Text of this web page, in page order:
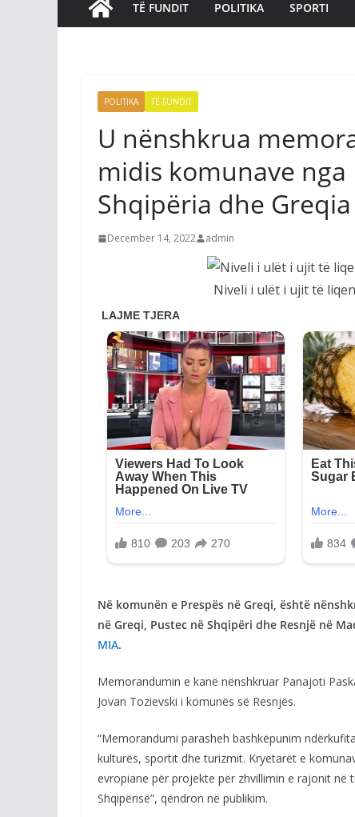
TË FUNDIT POLITIKA SPORTI
POLITIKA TË FUNDIT
U nënshkrua
midis komunave
Shqipëria dhe Greqia
December 14, 2022 admin
Niveli i ulët i ujit të
Në komunën e Prespës në Greqi, është
në Greqi, Pustec në Shqipëri dhe Resnjë në
MIA.
Memorandumin e kanë nënshkruar Panajoti
Jovan Tozievski i komunës së Resnjës.
“Memorandumi parasheh bashkëpunim
kulturës, sportit dhe turizmit. Kryetarët e
evropiane për projekte për zhvillimin e rajonit në
Shqipërisë”, qëndron në publikim.